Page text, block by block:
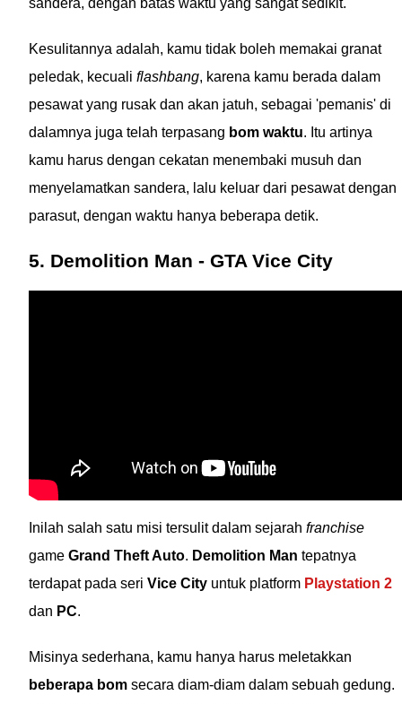
sandera, dengan batas waktu yang sangat sedikit.
Kesulitannya adalah, kamu tidak boleh memakai granat
peledak, kecuali flashbang, karena kamu berada dalam
pesawat yang rusak dan akan jatuh, sebagai 'pemanis' di
dalamnya juga telah terpasang bom waktu. Itu artinya
kamu harus dengan cekatan menembaki musuh dan
menyelamatkan sandera, lalu keluar dari pesawat dengan
parasut, dengan waktu hanya beberapa detik.
5. Demolition Man - GTA Vice City
Inilah salah satu misi tersulit dalam sejarah franchise
game Grand Theft Auto. Demolition Man tepatnya
terdapat pada seri Vice City untuk platform Playstation 2
dan PC.
Misinya sederhana, kamu hanya harus meletakkan
beberapa bom secara diam-diam dalam sebuah gedung.